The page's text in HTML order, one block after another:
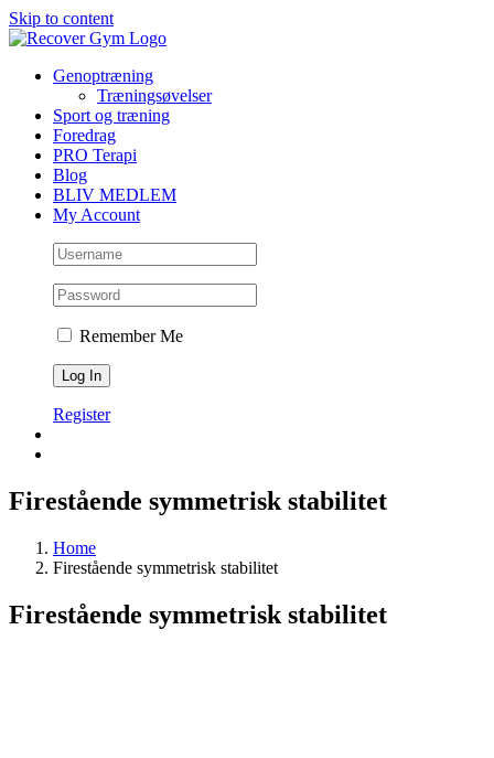
Skip to content
Genoptræning
Træningsøvelser
Sport og træning
Foredrag
PRO Terapi
Blog
BLIV MEDLEM
My Account
Remember Me
Register
Firestående symmetrisk stabilitet
Home
Firestående symmetrisk stabilitet
Firestående symmetrisk stabilitet